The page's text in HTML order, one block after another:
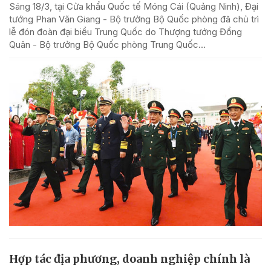
Sáng 18/3, tại Cửa khẩu Quốc tế Móng Cái (Quảng Ninh), Đại
tướng Phan Văn Giang - Bộ trưởng Bộ Quốc phòng đã chủ trì
lễ đón đoàn đại biểu Trung Quốc do Thượng tướng Đổng
Quân - Bộ trưởng Bộ Quốc phòng Trung Quốc...
Hợp tác địa phương, doanh nghiệp chính là